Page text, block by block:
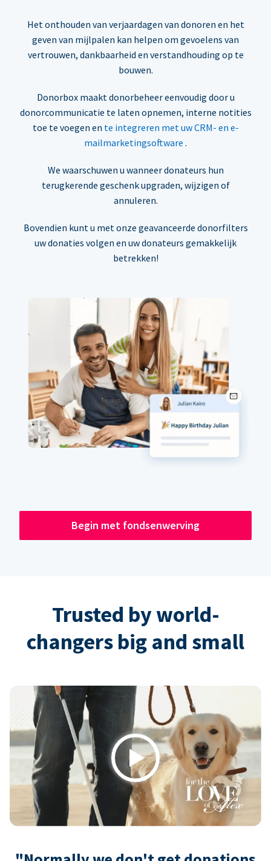
Het onthouden van verjaardagen van donoren en het
geven van mijlpalen kan helpen om gevoelens van
vertrouwen, dankbaarheid en verstandhouding op te
bouwen.
Donorbox maakt donorbeheer eenvoudig door u
donorcommunicatie te laten opnemen, interne notities
toe te voegen en te integreren met uw CRM- en e-
mailmarketingsoftware .
We waarschuwen u wanneer donateurs hun
terugkerende geschenk upgraden, wijzigen of
annuleren.
Bovendien kunt u met onze geavanceerde donorfilters
uw donaties volgen en uw donateurs gemakkelijk
betrekken!
Begin met fondsenwerving
Trusted by world-
changers big and small
Play